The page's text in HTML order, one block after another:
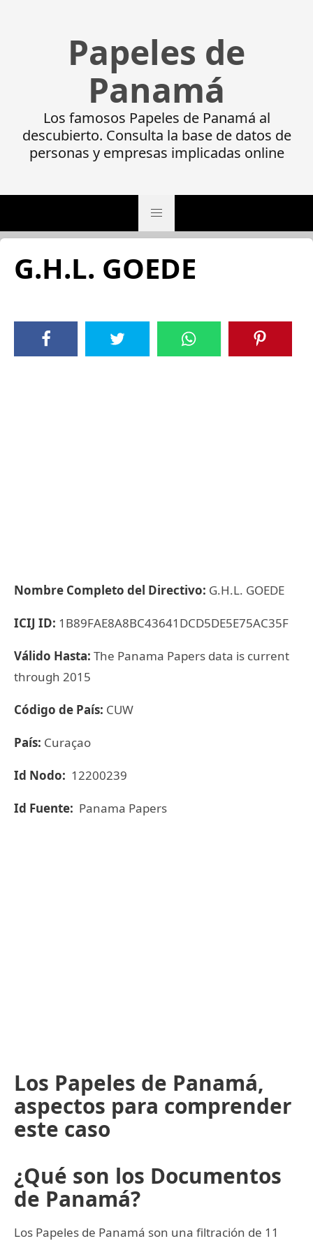
Papeles de
Panamá
Los famosos Papeles de Panamá al
descubierto. Consulta la base de datos de
personas y empresas implicadas online
G.H.L. GOEDE
Nombre Completo del Directivo: G.H.L. GOEDE
ICIJ ID: 1B89FAE8A8BC43641DCD5DE5E75AC35F
Válido Hasta: The Panama Papers data is current
through 2015
Código de País: CUW
País: Curaçao
Id Nodo: 12200239
Id Fuente: Panama Papers
Los Papeles de Panamá,
aspectos para comprender
este caso
¿Qué son los Documentos
de Panamá?
Los Papeles de Panamá son una filtración de 11